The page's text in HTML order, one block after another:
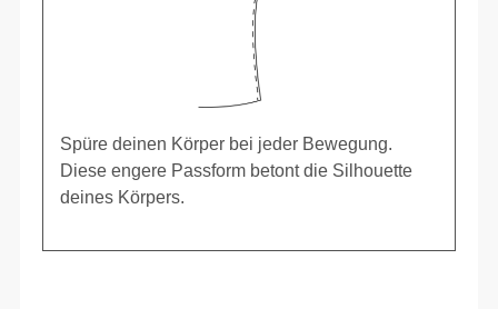
Spüre deinen Körper bei jeder Bewegung.
Diese engere Passform betont die Silhouette
deines Körpers.